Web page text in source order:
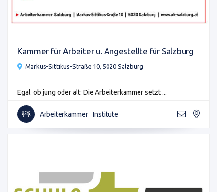
Kammer für Arbeiter u. Angestellte für Salzburg
Markus-Sittikus-Straße 10, 5020 Salzburg
Egal, ob jung oder alt: Die Arbeiterkammer setzt ...
Arbeiterkammer Institute